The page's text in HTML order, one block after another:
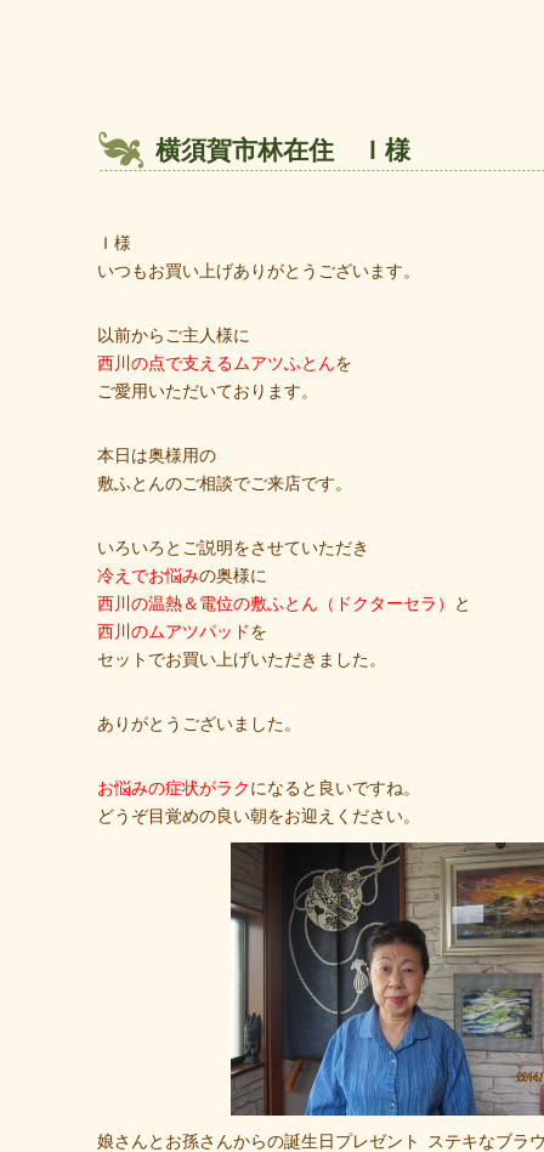
横須賀市林在住 Ｉ様
Ｉ様
いつもお買い上げありがとうございます。
以前からご主人様に
西川の点で支えるムアツふとんを
ご愛用いただいております。
本日は奥様用の
敷ふとんのご相談でご来店です。
いろいろとご説明をさせていただき
冷えでお悩みの奥様に
西川の温熱＆電位の敷ふとん（ドクターセラ）
と
西川のムアツパッドを
セットでお買い上げいただきました。
ありがとうございました。
お悩みの症状がラクになると良いですね。
どうぞ目覚めの良い朝をお迎えください。
娘さんとお孫さんからの誕生日プレゼント
ステキなブラ